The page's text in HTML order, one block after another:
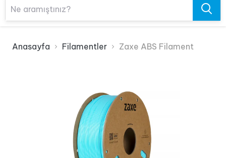
Anasayfa Filamentler Zaxe ABS Filament